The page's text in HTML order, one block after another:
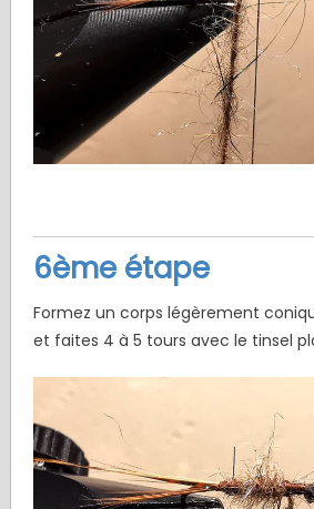
6ème étape
Formez un corps légèrement
et faites 4 à 5 tours avec le tinsel